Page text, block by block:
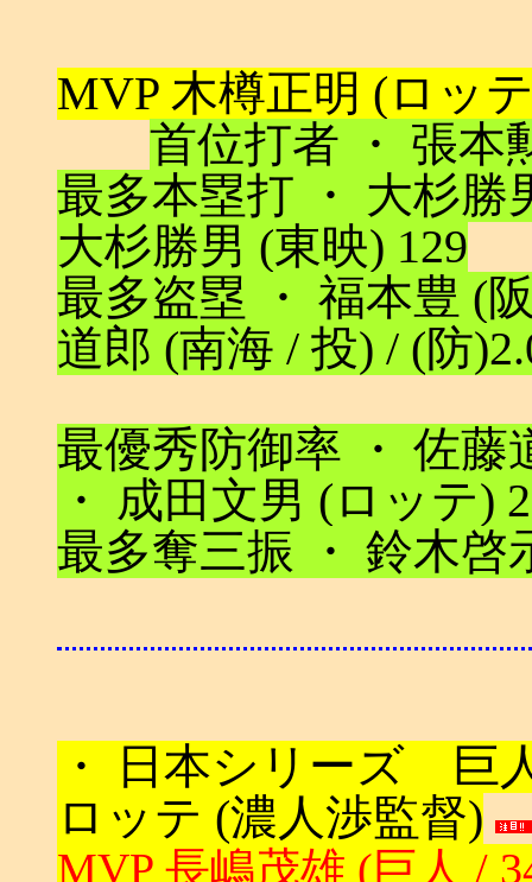
MVP 木樽正明 (ロッ
首位打者 ・ 張本
最多本塁打 ・ 大杉勝
大杉勝男 (東映) 129
最多盗塁 ・ 福本豊 (
道郎 (南海 / 投) / (防
最優秀防御率 ・ 佐藤
・ 成田文男 (ロッテ)
最多奪三振 ・ 鈴木啓
・ 日本シリーズ 巨
ロッテ (濃人渉監督)
MVP 長嶋茂雄 (巨人 /